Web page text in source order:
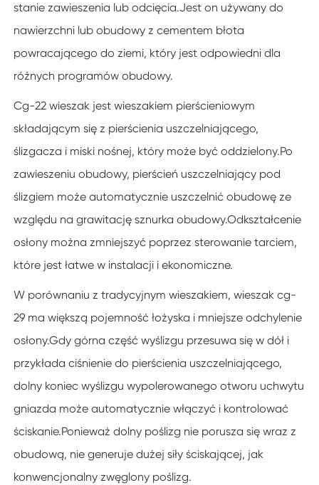
stanie zawieszenia lub odcięcia.Jest on używany do
nawierzchni lub obudowy z cementem błota
powracającego do ziemi, który jest odpowiedni dla
różnych programów obudowy.
Cg-22 wieszak jest wieszakiem pierścieniowym
składającym się z pierścienia uszczelniającego,
ślizgacza i miski nośnej, który może być oddzielony.Po
zawieszeniu obudowy, pierścień uszczelniający pod
ślizgiem może automatycznie uszczelnić obudowę ze
względu na grawitację sznurka obudowy.Odkształcenie
osłony można zmniejszyć poprzez sterowanie tarciem,
które jest łatwe w instalacji i ekonomiczne.
W porównaniu z tradycyjnym wieszakiem, wieszak cg-
29 ma większą pojemność łożyska i mniejsze odchylenie
osłony.Gdy górna część wyślizgu przesuwa się w dół i
przykłada ciśnienie do pierścienia uszczelniającego,
dolny koniec wyślizgu wypolerowanego otworu uchwytu
gniazda może automatycznie włączyć i kontrolować
ściskanie.Ponieważ dolny poślizg nie porusza się wraz z
obudową, nie generuje dużej siły ściskającej, jak
konwencjonalny zwęglony poślizg.